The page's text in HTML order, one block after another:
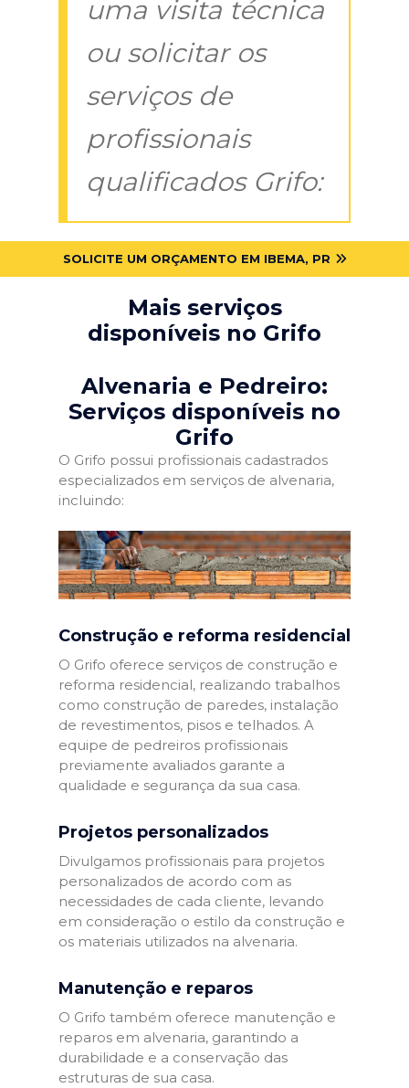
uma visita técnica
ou solicitar os
serviços de
profissionais
qualificados Grifo:
SOLICITE UM ORÇAMENTO EM IBEMA, PR
Mais serviços
disponíveis no Grifo
Alvenaria e Pedreiro:
Serviços disponíveis no
Grifo
O Grifo possui profissionais cadastrados
especializados em serviços de alvenaria,
incluindo:
Construção e reforma residencial
O Grifo oferece serviços de construção e
reforma residencial, realizando trabalhos
como construção de paredes, instalação
de revestimentos, pisos e telhados. A
equipe de pedreiros profissionais
previamente avaliados garante a
qualidade e segurança da sua casa.
Projetos personalizados
Divulgamos profissionais para projetos
personalizados de acordo com as
necessidades de cada cliente, levando
em consideração o estilo da construção e
os materiais utilizados na alvenaria.
Manutenção e reparos
O Grifo também oferece manutenção e
reparos em alvenaria, garantindo a
durabilidade e a conservação das
estruturas de sua casa.